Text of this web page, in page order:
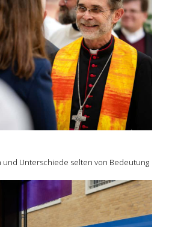
und Unterschiede selten von Bedeutung